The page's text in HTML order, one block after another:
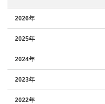
2026年
2025年
2024年
2023年
2022年